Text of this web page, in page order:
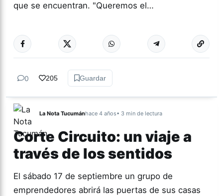
que se encuentran. "Queremos el…
YERBA
BUENA
Más
0 205 Guardar
La Nota Tucumánhace 4 años• 3 min de lectura
Corte Circuito: un viaje a
través de los sentidos
El sábado 17 de septiembre un grupo de
emprendedores abrirá las puertas de sus casas